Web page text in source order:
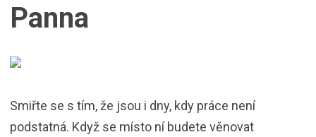
Panna
Smiřte se s tím, že jsou i dny, kdy práce není
podstatná. Když se místo ní budete věnovat